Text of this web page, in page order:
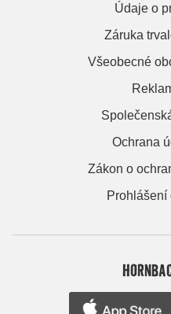
Údaje o
Záruka
Všeobecné
Ochrana
Zákon o
Prohlášení